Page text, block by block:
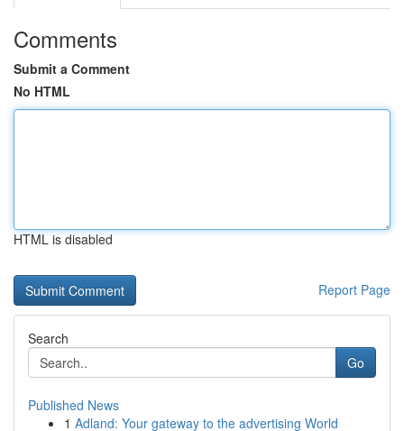
Comments
Submit a Comment
No HTML
HTML is disabled
Report Page
Search
Go
Published News
1 Adland: Your gateway to the advertising World